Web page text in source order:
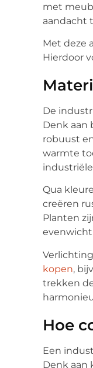
met
aandacht
Met deze
Hierdoor
De
Denk aan
robuust
warmte
Qua
creëren
Planten
kopen,
trekken
Hoe
Een
Denk aan